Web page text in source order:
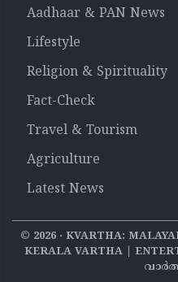
Aadhaar & PAN News
Lifestyle
Religion & Spirituality
Fact-Check
Travel & Tourism
Agriculture
Latest News
© 2026‧ KVARTHA:
KERALA VARTHA |